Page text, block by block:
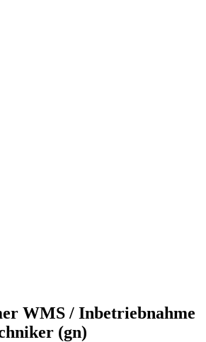
WMS / Inbetriebnahme
(gn)